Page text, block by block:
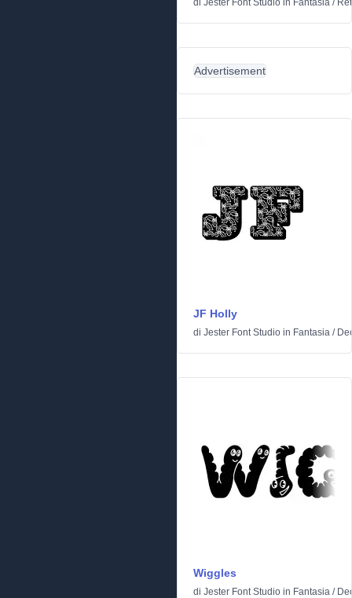
di Jester Font Studio in Fantasia /
Advertisement
JF Holly
di Jester Font Studio in Fantasia /
Wiggles
di Jester Font Studio in Fantasia /